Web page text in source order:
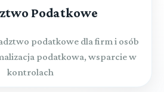
Podatkowe
podatkowe dla firm i osób
podatkowa, wsparcie w
kontrolach